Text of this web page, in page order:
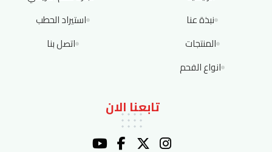
نبذة عنا
المنتجات
انواع الفحم
استيراد الحطب
اتصل بنا
تابعنا الان